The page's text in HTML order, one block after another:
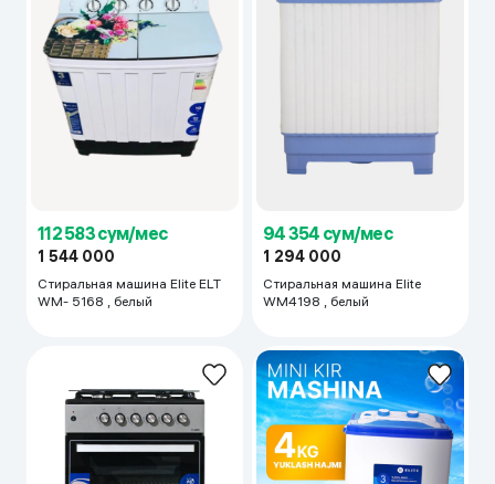
112 583 сум/мес
1 544 000
Стиральная машина Elite ELT
WM- 5168 , белый
94 354 сум/мес
1 294 000
Стиральная машина Elite
WM4198 , белый